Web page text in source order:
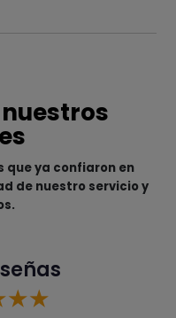
que ya confiaron en
de nuestro servicio y